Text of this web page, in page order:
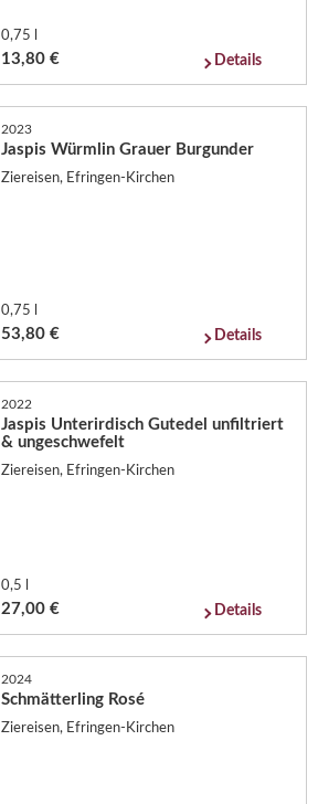
0,75 l
13,80 € Details
2023
Jaspis Würmlin Grauer Burgunder
Ziereisen, Efringen-Kirchen
0,75 l
53,80 € Details
2022
Jaspis Unterirdisch Gutedel unfiltriert
& ungeschwefelt
Ziereisen, Efringen-Kirchen
0,5 l
27,00 € Details
2024
Schmätterling Rosé
Ziereisen, Efringen-Kirchen